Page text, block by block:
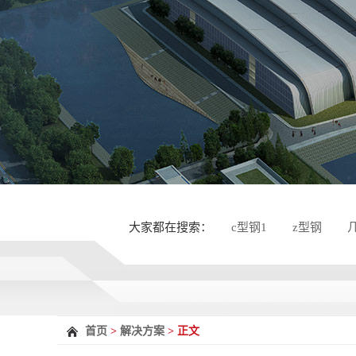
大家都在搜索： c型钢1 z型钢
首页 > 解决方案 > 正文